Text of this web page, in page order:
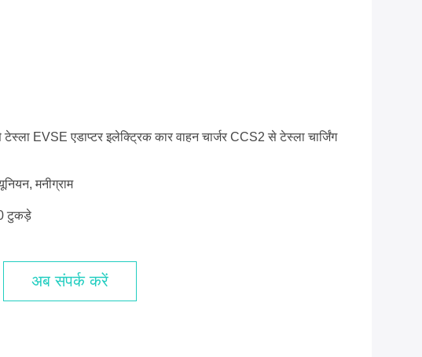
EVSE एडाप्टर इलेक्ट्रिक कार वाहन चार्जर CCS2 से टेस्ला चार्जिंग
मनीग्राम
टुकड़े
अब संपर्क करें